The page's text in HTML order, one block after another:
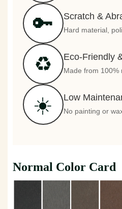
🔑 Scratch &
Hard material,
♻️ Eco-Friendly
Made from 100%
☀️ Low
No painting or
Normal Color Card